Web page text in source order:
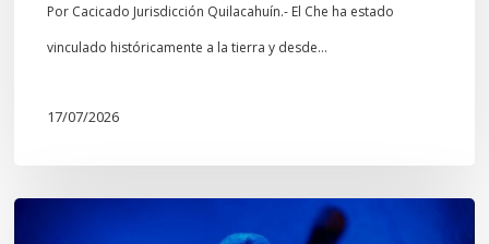
culturales
Mapuche»
Por Cacicado Jurisdicción Quilacahuín.- El Che ha estado
vinculado históricamente a la tierra y desde…
17/07/2026